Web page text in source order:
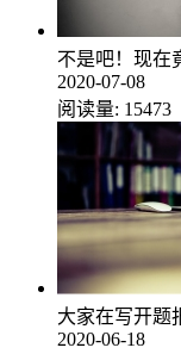
不是吧！现在
2020-07-08
阅读量: 15473
大家在写开题
2020-06-18